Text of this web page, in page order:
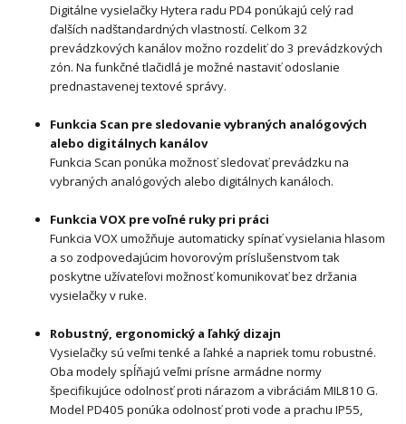
Digitálne vysielačky Hytera radu PD4 ponúkajú celý rad
ďalších nadštandardných vlastností. Celkom 32
prevádzkových kanálov možno rozdeliť do 3 prevádzkových
zón. Na funkčné tlačidlá je možné nastaviť odoslanie
prednastavenej textové správy.
Funkcia Scan pre sledovanie vybraných analógových
alebo digitálnych kanálov
Funkcia Scan ponúka možnosť sledovať prevádzku na
vybraných analógových alebo digitálnych kanáloch.
Funkcia VOX pre voľné ruky pri práci
Funkcia VOX umožňuje automaticky spínať vysielania hlasom
a so zodpovedajúcim hovorovým príslušenstvom tak
poskytne užívateľovi možnosť komunikovať bez držania
vysielačky v ruke.
Robustný, ergonomický a ľahký dizajn
Vysielačky sú veľmi tenké a ľahké a napriek tomu robustné.
Oba modely spĺňajú veľmi prísne armádne normy
špecifikujúce odolnosť proti nárazom a vibráciám MIL810 G.
Model PD405 ponúka odolnosť proti vode a prachu IP55,